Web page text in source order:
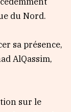
du Nord.
sa présence,
AlQassim,
sur le